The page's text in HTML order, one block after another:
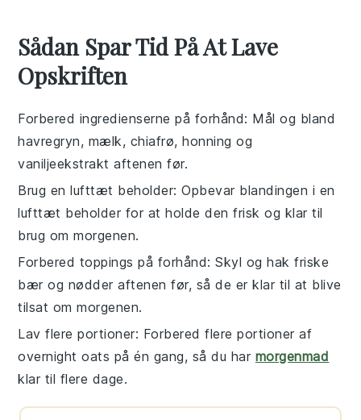
Sådan Spar Tid På At Lave
Opskriften
Forbered ingredienserne på forhånd: Mål og bland
havregryn, mælk, chiafrø,honning og
vaniljeekstrakt aftenen før.
Brug en lufttæt beholder: Opbevar blandingen i en
lufttæt beholder for at holde den frisk og klar til
brug om morgenen.
Forbered toppings på forhånd: Skyl og hakfriske
bær og nødder aftenen før, så de er klar til at blive
tilsat om morgenen.
Lav flere portioner: Forbered flere portioner af
overnight oats på én gang, så du har morgenmad
klar til flere dage.